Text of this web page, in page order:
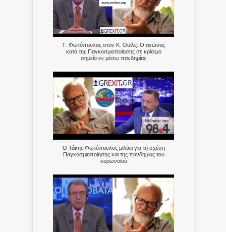
Τ. Φωτόπουλος στον Κ. Ουίλς: Ο αγώνας
κατά της Παγκοσμιοποίησης σε κρίσιμο
σημείο εν μέσω πανδημίας
Ο Τάκης Φωτόπουλος μιλάει για τη σχέση
Παγκοσμιοποίησης και της πανδημίας του
κορωνοϊού